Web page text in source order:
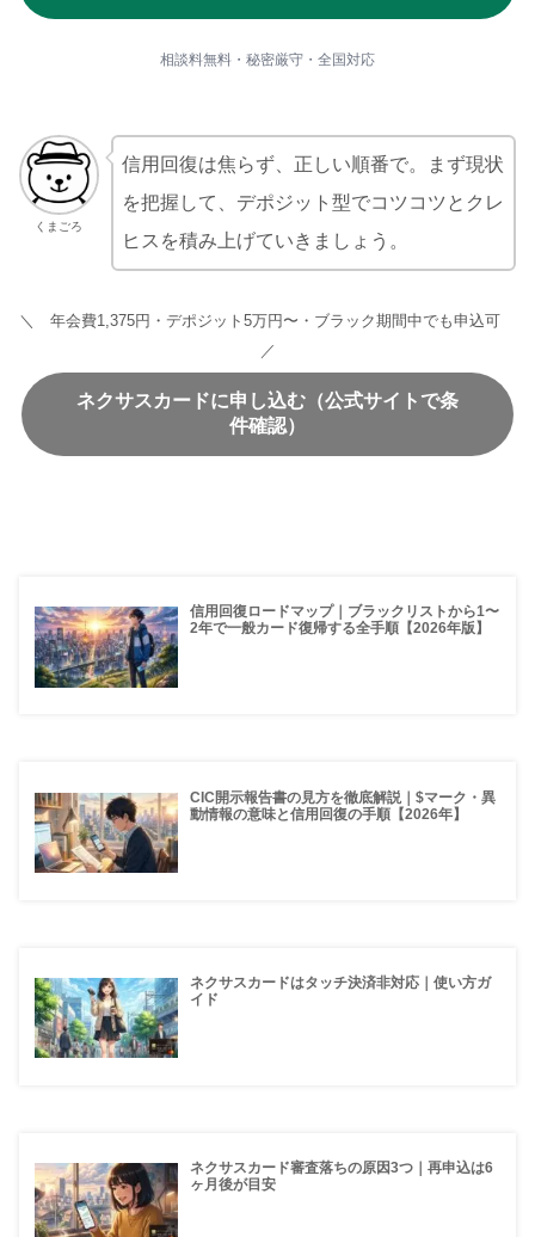
相談料無料・秘密厳守・全国対応
くまごろ
信用回復は焦らず、正しい順番で。まず現状
を把握して、デポジット型でコツコツとクレ
ヒスを積み上げていきましょう。
＼ 年会費1,375円・デポジット5万円〜・ブラック期間中でも申込可
／
ネクサスカードに申し込む（公式サイトで条
件確認）
信用回復ロードマップ｜ブラックリストから1〜
2年で一般カード復帰する全手順【2026年版】
CIC開示報告書の見方を徹底解説｜$マーク・異
動情報の意味と信用回復の手順【2026年】
ネクサスカードはタッチ決済非対応｜使い方ガ
イド
ネクサスカード審査落ちの原因3つ｜再申込は6
ヶ月後が目安